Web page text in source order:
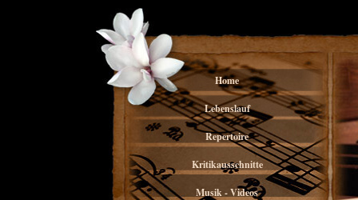
Home
Lebenslauf
Repertoire
Kritikausschnitte
Musik - Videos